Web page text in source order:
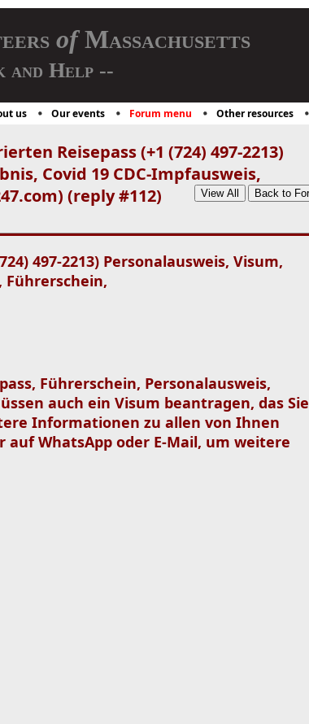
ofMassachusetts
and Help --
us Our events Forum menu Other resources
Reisepass (+1 (724) 497-2213)
Covid 19 CDC-Impfausweis,
(reply #112)
497-2213) Personalausweis, Visum,
Führerschein,
Führerschein, Personalausweis,
auch ein Visum beantragen, das Sie
Informationen zu allen von Ihnen
WhatsApp oder E-Mail, um weitere